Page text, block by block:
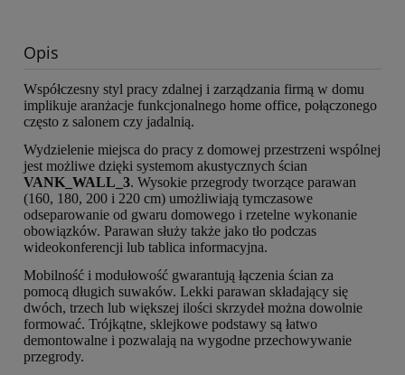
Opis
Współczesny styl pracy zdalnej i zarządzania firmą w domu
implikuje aranżacje funkcjonalnego home office, połączonego
często z salonem czy jadalnią.
Wydzielenie miejsca do pracy z domowej przestrzeni wspólnej
jest możliwe dzięki systemom akustycznych ścian
VANK_WALL_3. Wysokie przegrody tworzące parawan
(160, 180, 200 i 220 cm) umożliwiają tymczasowe
odseparowanie od gwaru domowego i rzetelne wykonanie
obowiązków. Parawan służy także jako tło podczas
wideokonferencji lub tablica informacyjna.
Mobilność i modułowość gwarantują łączenia ścian za
pomocą długich suwaków. Lekki parawan składający się
dwóch, trzech lub większej ilości skrzydeł można dowolnie
formować. Trójkątne, sklejkowe podstawy są łatwo
demontowalne i pozwalają na wygodne przechowywanie
przegrody.